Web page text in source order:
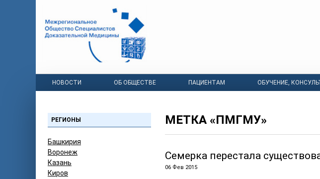
НОВОСТИ ОБ ОБЩЕСТВЕ ПАЦИЕНТАМ ОБУЧЕНИЕ,
РЕГИОНЫ
Башкирия
Воронеж
Казань
Киров
МЕТКА «ПМГМУ»
Семерка перестала
06 Фев 2015